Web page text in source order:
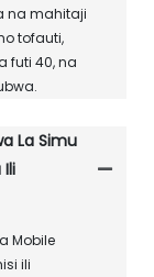
na mahitaji
tofauti,
futi 40, na
La Simu
Mobile
ili